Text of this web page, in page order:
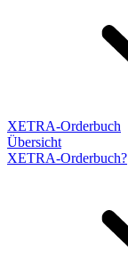
XETRA-Orderbuch
Übersicht
XETRA-Orderbuch?